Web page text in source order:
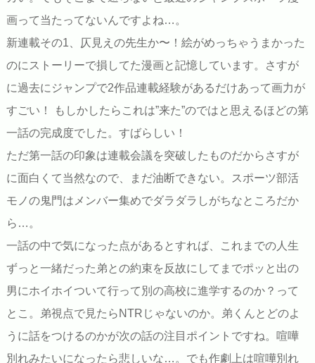
画って当たってないんですよね…。
新連載その1、仄見えの先生か〜！絵がめっちゃうまかった
のにストーリーで損してた漫画と記憶しています。さすが
に過去にジャンプで2作品連載経験があるだけあって画力が
すごい！ もしかしたらこれは”来た”のではと思えるほどの第
一話の完成度でした。すばらしい！
ただ第一話の印象は連載会議を突破したものだからさすが
に面白くて当然なので、まだ油断できない。スポーツ部活
モノの鬼門はメンバー集めでダラダラしがちなところだか
ら…。
一話の中で気になった点があるとすれば、これまでの人生
ずっと一緒だった弟との約束を反故にしてまでポッと出の
男にホイホイついて行って別の高校に進学するのか？って
とこ。弟視点で見たらNTRじゃないのか。弟くんとどのよ
うに話をつけるのかが次の話の注目ポイントですね。喧嘩
別れみたいになったら悲しいな…。でも作劇上は喧嘩別れ